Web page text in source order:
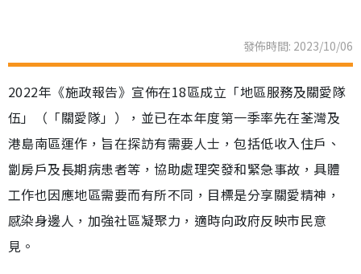
發佈時間: 2023/10/06
2022年《施政報告》宣佈在18區成立「地區服務及關愛隊
伍」（「關愛隊」），並已在本年度第一季率先在荃灣及
港島南區運作，旨在探訪有需要人士，包括低收入住戶、
劏房戶及長期病患者等，協助處理突發和緊急事故，具體
工作也因應地區需要而有所不同，目標是分享關愛精神，
感染身邊人，加強社區凝聚力，適時向政府反映市民意
見。